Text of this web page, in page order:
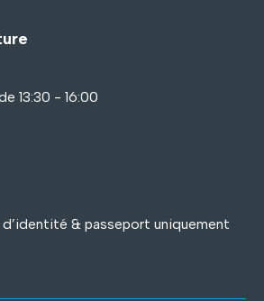
13:30 - 16:00
& passeport uniquement